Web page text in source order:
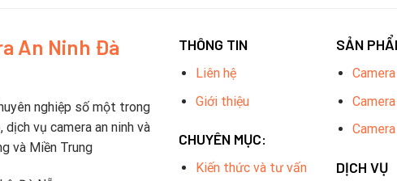
An Ninh Đà
nghiệp số một trong
vụ camera an ninh và
và Miền Trung
THÔNG TIN
Liên hệ
Giới thiệu
CHUYÊN MỤC:
Kiến thức và tư vấn
SẢN
DỊCH VỤ